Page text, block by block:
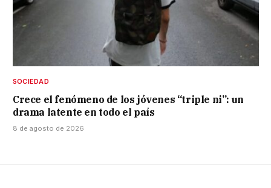
SOCIEDAD
Crece el fenómeno de los jóvenes “triple ni”: un
drama latente en todo el país
8 de agosto de 2026